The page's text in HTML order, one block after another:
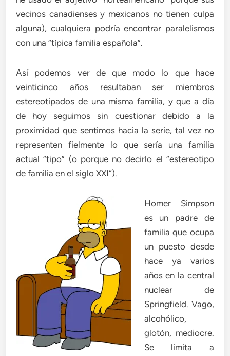
vecinos canadienses y mexicanos no tienen culpa
alguna), cualquiera podría encontrar paralelismos
con una “típica familia española”.
Así podemos ver de que modo lo que hace
veinticinco años resultaban ser miembros
estereotipados de una misma familia, y que a día
de hoy seguimos sin cuestionar debido a la
proximidad que sentimos hacia la serie, tal vez no
representen fielmente lo que sería una familia
actual “tipo” (o porque no decirlo el “estereotipo
de familia en el siglo XXI”).
Homer Simpson
es un padre de
familia que ocupa
un puesto desde
hace ya varios
años en la central
nuclear de
Springfield. Vago,
alcohólico,
glotón, mediocre.
Se limita a